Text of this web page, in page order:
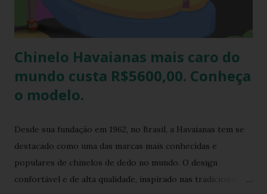
Chinelo Havaianas mais caro do
mundo custa R$5600,00. Conheça
o modelo.
Desde sua fundação em 1962, no Brasil, a Havaianas tem se
destacado como uma das marcas mais conhecidas e
populares de chinelos de dedo no mundo. O design
confortável e de alta qualidade, inspirado nas tradicionais